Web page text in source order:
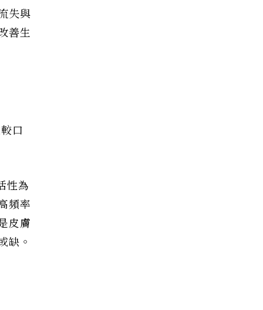
失與
善生
口
性為
頻率
皮膚
缺。